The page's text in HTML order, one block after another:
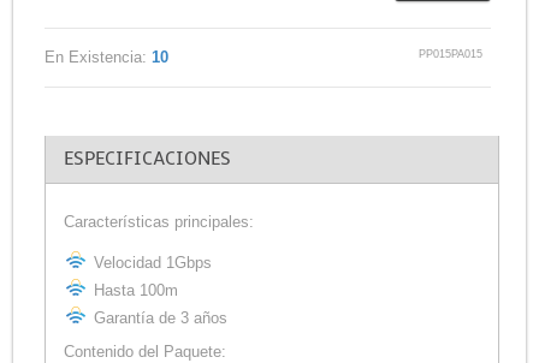
En Existencia: 10 PP015PA015
ESPECIFICACIONES
Características principales:
Velocidad 1Gbps
Hasta 100m
Garantía de 3 años
Contenido del Paquete: